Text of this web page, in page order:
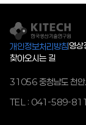
개인정보처리방침영상
찾아오시는 길
31056 충청남도 천안
TEL : 041-589-